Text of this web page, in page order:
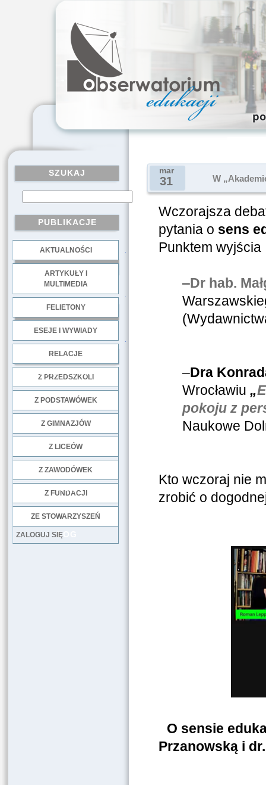
SZUKAJ
PUBLIKACJE
AKTUALNOŚCI
ARTYKUŁY I
MULTIMEDIA
FELIETONY
ESEJE I WYWIADY
RELACJE
Z PRZEDSZKOLI
Z PODSTAWÓWEK
Z GIMNAZJÓW
Z LICEÓW
Z ZAWODÓWEK
Z FUNDACJI
ZE STOWARZYSZEŃ
LOG
ZALOGUJ SIĘ
mar
31 W
Wczorajsza
pytania o sens
Punktem
–Dr hab.
–Dra
Wrocławiu „
pokoju z
Naukowe
Kto wczoraj nie
zrobić o
O sensie
Przanowską i